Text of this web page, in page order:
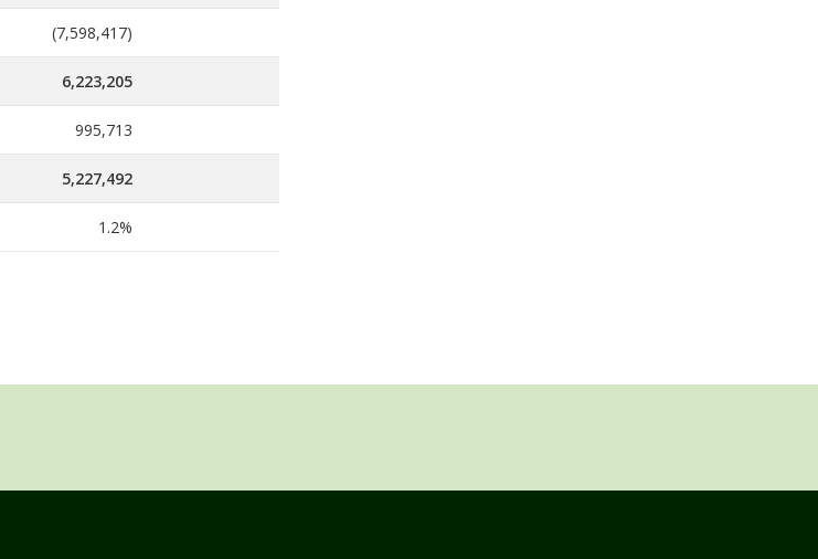
(7,598,417)
6,223,205
995,713
5,227,492
1.2%